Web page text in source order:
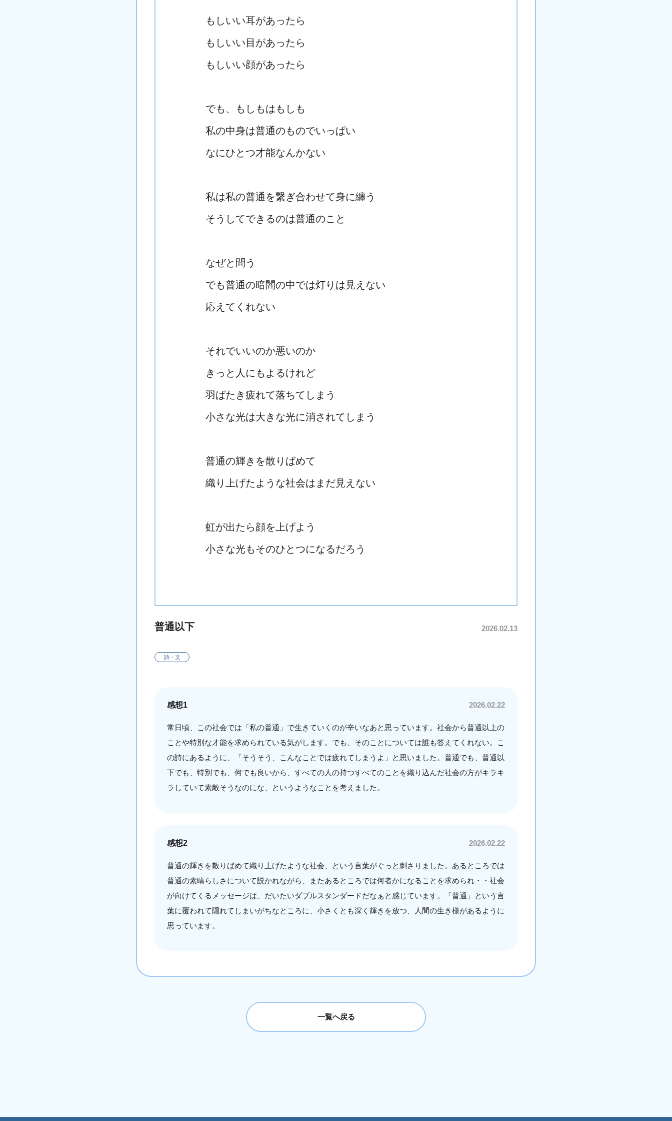
もしいい耳があったら
もしいい目があったら
もしいい顔があったら
でも、もしもはもしも
私の中身は普通のものでいっぱい
なにひとつ才能なんかない
私は私の普通を繋ぎ合わせて身に纏う
そうしてできるのは普通のこと
なぜと問う
でも普通の暗闇の中では灯りは見えない
応えてくれない
それでいいのか悪いのか
きっと人にもよるけれど
羽ばたき疲れて落ちてしまう
小さな光は大きな光に消されてしまう
普通の輝きを散りばめて
織り上げたような社会はまだ見えない
虹が出たら顔を上げよう
小さな光もそのひとつになるだろう
普通以下 2026.02.13
詩・文
感想1 2026.02.22
常日頃、この社会では「私の普通」で生きていくのが辛いなあと思っています。社会から普通以上の
ことや特別な才能を求められている気がします。でも、そのことについては誰も答えてくれない。こ
の詩にあるように、「そうそう、こんなことでは疲れてしまうよ」と思いました。普通でも、普通以
下でも、特別でも、何でも良いから、すべての人の持つすべてのことを織り込んだ社会の方がキラキ
ラしていて素敵そうなのにな、というようなことを考えました。
感想2 2026.02.22
普通の輝きを散りばめて織り上げたような社会、という言葉がぐっと刺さりました。あるところでは
普通の素晴らしさについて説かれながら、またあるところでは何者かになることを求められ・・社会
が向けてくるメッセージは、だいたいダブルスタンダードだなぁと感じています。「普通」という言
葉に覆われて隠れてしまいがちなところに、小さくとも深く輝きを放つ、人間の生き様があるように
思っています。
一覧へ戻る